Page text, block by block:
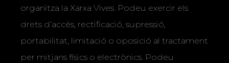
organitza la Xarxa Vives. Podeu exercir els
drets d’accés, rectificació, supressió,
portabilitat, limitació o oposició al tractament
per mitjans físics o electrònics. Podeu